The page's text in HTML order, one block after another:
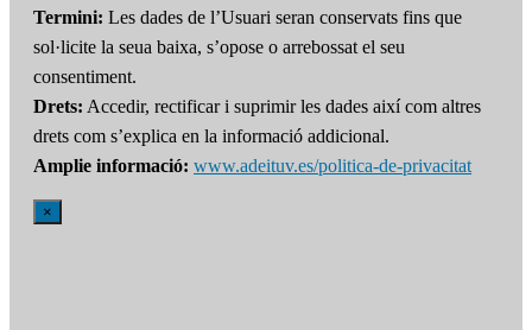
Termini: Les dades de l’Usuari seran conservats fins que
sol·licite la seua baixa, s’opose o arrebossat el seu
consentiment.
Drets: Accedir, rectificar i suprimir les dades així com altres
drets com s’explica en la informació addicional.
Amplie informació: www.adeituv.es/politica-de-privacitat
×